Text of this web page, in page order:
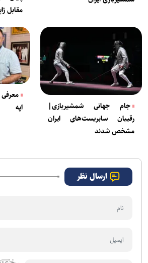
مقابل
جام جهانی شمشیربازی|
رقیبان سابریست‌های ایران
مشخص شدند
اپه
ارسال نظر